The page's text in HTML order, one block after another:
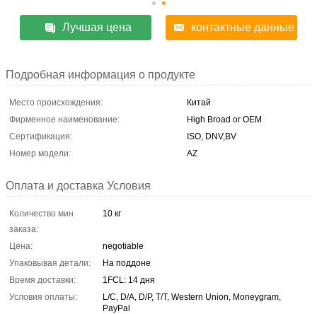
Лучшая цена контактные данные
Подробная информация о продукте
Место происхождения:
Китай
Фирменное наименование:
High Broad or OEM
Сертификация:
ISO, DNV,BV
Номер модели:
AZ
Оплата и доставка Условия
Количество мин
заказа:
10 кг
Цена:
negotiable
Упаковывая детали:
На поддоне
Время доставки:
1FCL: 14 дня
Условия оплаты:
L/C, D/A, D/P, T/T, Western Union, Moneygram,
PayPal